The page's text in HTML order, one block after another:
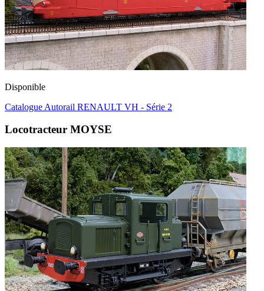
Disponible
Catalogue Autorail RENAULT VH - Série 2
Locotracteur MOYSE